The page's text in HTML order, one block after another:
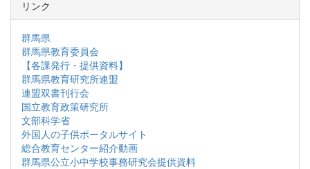
リンク
群馬県
群馬県教育委員会
【各課発行・提供資料】
群馬県教育研究所連盟
連盟双書刊行会
国立教育政策研究所
文部科学省
外国人の子供ポータルサイト
総合教育センター紹介動画
群馬県公立小中学校事務研究会提供資料